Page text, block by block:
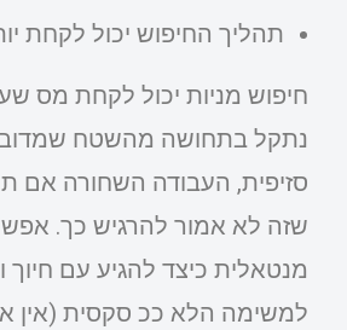
תהליך החיפוש יכול לקחת
חיפוש מניות יכול לקחת מס
נתקל בתחושה מהשטח
סזיפית, העבודה השחורה אם
שזה לא אמור להרגיש כך.
מנטאלית כיצד להגיע עם חיוך
למשימה הלא ככ סקסית (אין